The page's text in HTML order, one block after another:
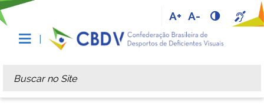
A+ A-
Busca
Busca Avançada…